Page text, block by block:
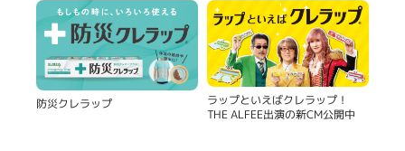
防災クレラップ ラップといえばクレラップ！
THE ALFEE出演の新CM公開中